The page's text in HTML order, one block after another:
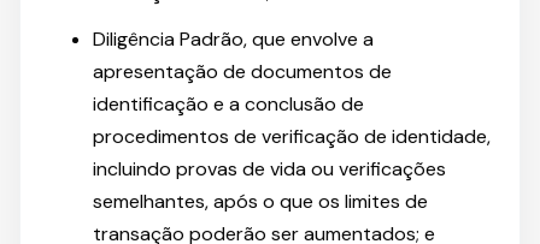
Diligência Padrão, que envolve a
apresentação de documentos de
identificação e a conclusão de
procedimentos de verificação de identidade,
incluindo provas de vida ou verificações
semelhantes, após o que os limites de
transação poderão ser aumentados; e